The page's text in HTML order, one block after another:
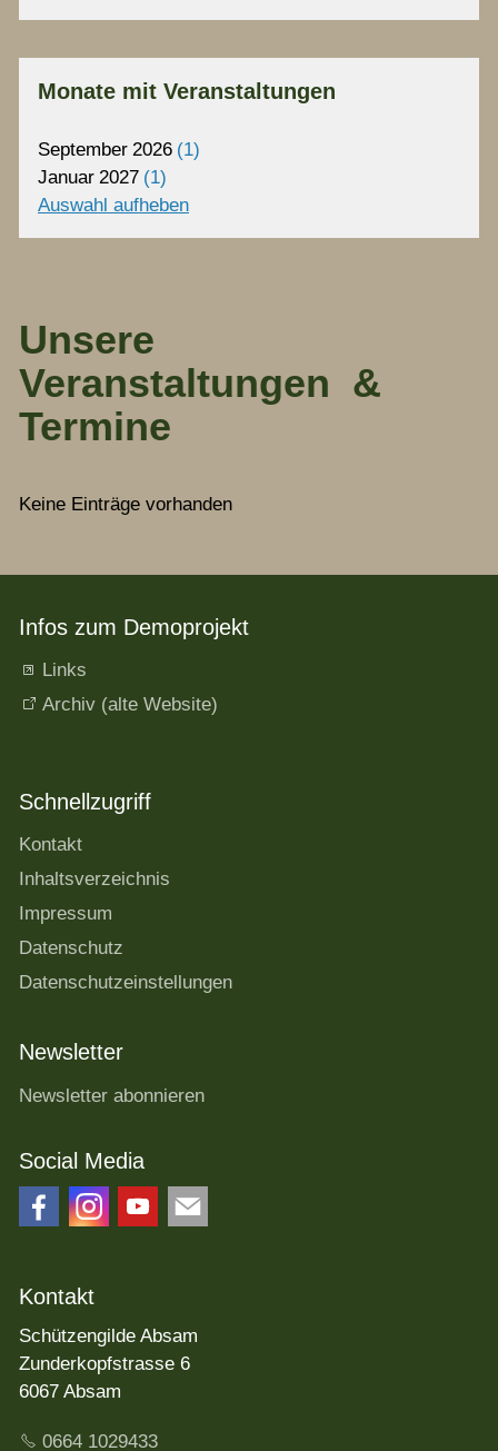
Monate mit Veranstaltungen
September 2026 1
Januar 2027 1
Auswahl aufheben
Unsere
Veranstaltungen &
Termine
Keine Einträge vorhanden
Infos zum Demoprojekt
Links
Archiv (alte Website)
Schnellzugriff
Kontakt
Inhaltsverzeichnis
Impressum
Datenschutz
Datenschutzeinstellungen
Newsletter
Newsletter abonnieren
Social Media
Kontakt
Schützengilde Absam
Zunderkopfstrasse 6
6067 Absam
0664 1029433